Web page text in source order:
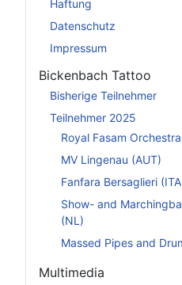
Haftung
Datenschutz
Impressum
Bickenbach Tattoo
Bisherige Teilnehmer
Teilnehmer 2025
Royal Fasam
MV Lingenau (AUT)
Fanfara Bersaglieri
Show- and
(NL)
Massed Pipes and
Multimedia